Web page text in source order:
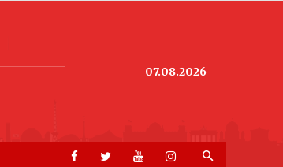
07.08.2026